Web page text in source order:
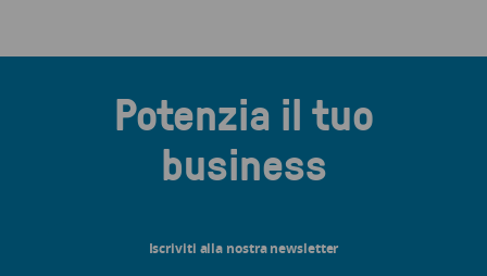
Potenzia il tuo
business
Iscriviti alla nostra newsletter